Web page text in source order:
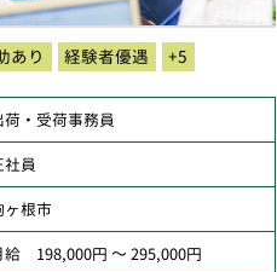
あり 経験者優遇 +5
荷・受荷事務員
社員
ヶ根市
給 198,000円 ～ 295,000円